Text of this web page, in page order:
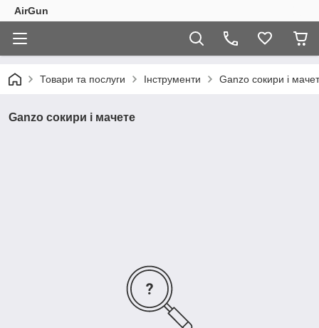
AirGun
Товари та послуги Інструменти Ganzo сокири і
Ganzo сокири і мачете